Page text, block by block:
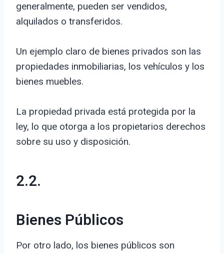
generalmente, pueden ser vendidos,
alquilados o transferidos.
Un ejemplo claro de bienes privados son las
propiedades inmobiliarias, los vehículos y los
bienes muebles.
La propiedad privada está protegida por la
ley, lo que otorga a los propietarios derechos
sobre su uso y disposición.
2.2.
Bienes Públicos
Por otro lado, los bienes públicos son